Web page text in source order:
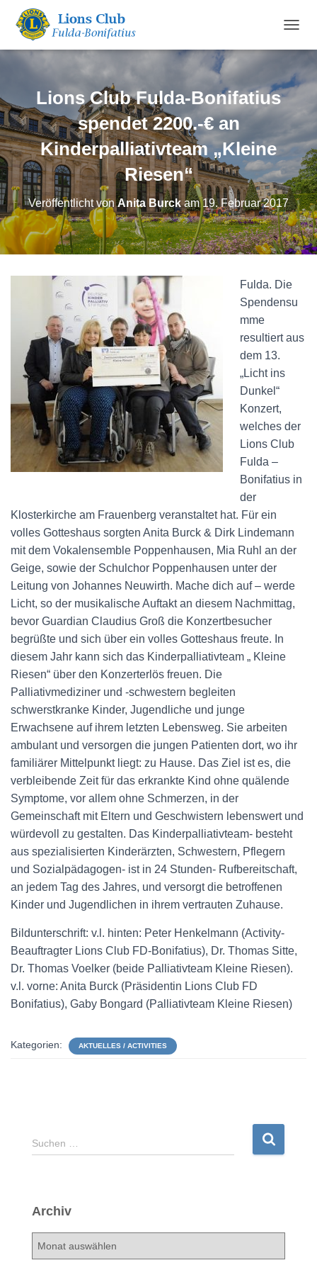
A
I
G
O
M
S
C
H
A
L
Lions Club Fulda-Bonifatius
spendet 2200.-€ an
Kinderpalliativteam „Kleine
Riesen“
Veröffentlicht vonAnita Burckam19. Februar 2017
Fulda. Die
Spendensu
mme
resultiert aus
dem 13.
„Licht ins
Dunkel“
Konzert,
welches der
Lions Club
Fulda –
Bonifatius in
der
Klosterkirche am Frauenberg veranstaltet hat. Für ein
volles Gotteshaus sorgten Anita Burck & Dirk Lindemann
mit dem Vokalensemble Poppenhausen, Mia Ruhl an der
Geige, sowie der Schulchor Poppenhausen unter der
Leitung von Johannes Neuwirth. Mache dich auf – werde
Licht, so der musikalische Auftakt an diesem Nachmittag,
bevor Guardian Claudius Groß die Konzertbesucher
begrüßte und sich über ein volles Gotteshaus freute. In
diesem Jahr kann sich das Kinderpalliativteam „ Kleine
Riesen“ über den Konzerterlös freuen. Die
Palliativmediziner und -schwestern begleiten
schwerstkranke Kinder, Jugendliche und junge
Erwachsene auf ihrem letzten Lebensweg. Sie arbeiten
ambulant und versorgen die jungen Patienten dort, wo ihr
familiärer Mittelpunkt liegt: zu Hause. Das Ziel ist es, die
verbleibende Zeit für das erkrankte Kind ohne quälende
Symptome, vor allem ohne Schmerzen, in der
Gemeinschaft mit Eltern und Geschwistern lebenswert und
würdevoll zu gestalten. Das Kinderpalliativteam- besteht
aus spezialisierten Kinderärzten, Schwestern, Pflegern
und Sozialpädagogen- ist in 24 Stunden- Rufbereitschaft,
an jedem Tag des Jahres, und versorgt die betroffenen
Kinder und Jugendlichen in ihrem vertrauten Zuhause.
Bildunterschrift: v.l. hinten: Peter Henkelmann (Activity-
Beauftragter Lions Club FD-Bonifatius), Dr. Thomas Sitte,
Dr. Thomas Voelker (beide Palliativteam Kleine Riesen).
v.l. vorne: Anita Burck (Präsidentin Lions Club FD
Bonifatius), Gaby Bongard (Palliativteam Kleine Riesen)
Kategorien: AKTUELLES / ACTIVITIES
S
u
n
n
c
Suchen …
Archiv